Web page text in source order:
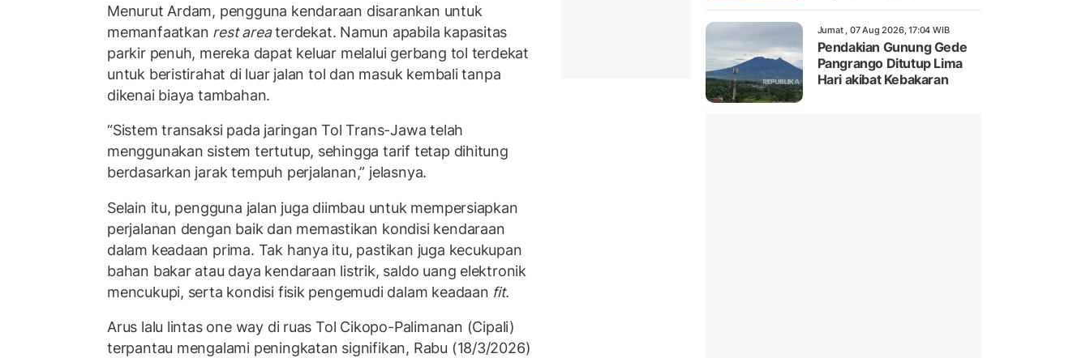
Menurut Ardam, pengguna kendaraan disarankan untuk
memanfaatkan rest areaterdekat. Namun apabila kapasitas
parkir penuh, mereka dapat keluar melalui gerbang tol terdekat
untuk beristirahat di luar jalan tol dan masuk kembali tanpa
dikenai biaya tambahan.
“Sistem transaksi pada jaringan Tol Trans-Jawa telah
menggunakan sistem tertutup, sehingga tarif tetap dihitung
berdasarkan jarak tempuh perjalanan,” jelasnya.
Selain itu, pengguna jalan juga diimbau untuk mempersiapkan
perjalanan dengan baik dan memastikan kondisi kendaraan
dalam keadaan prima. Tak hanya itu, pastikan juga kecukupan
bahan bakar atau daya kendaraan listrik, saldo uang elektronik
mencukupi, serta kondisi fisik pengemudi dalam keadaan fit.
Arus lalu lintas one way di ruas Tol Cikopo-Palimanan (Cipali)
terpantau mengalami peningkatan signifikan, Rabu (18/3/2026)
Jumat , 07 Aug 2026, 17:04 WIB
Pendakian Gunung Gede
Pangrango Ditutup Lima
Hari akibat Kebakaran